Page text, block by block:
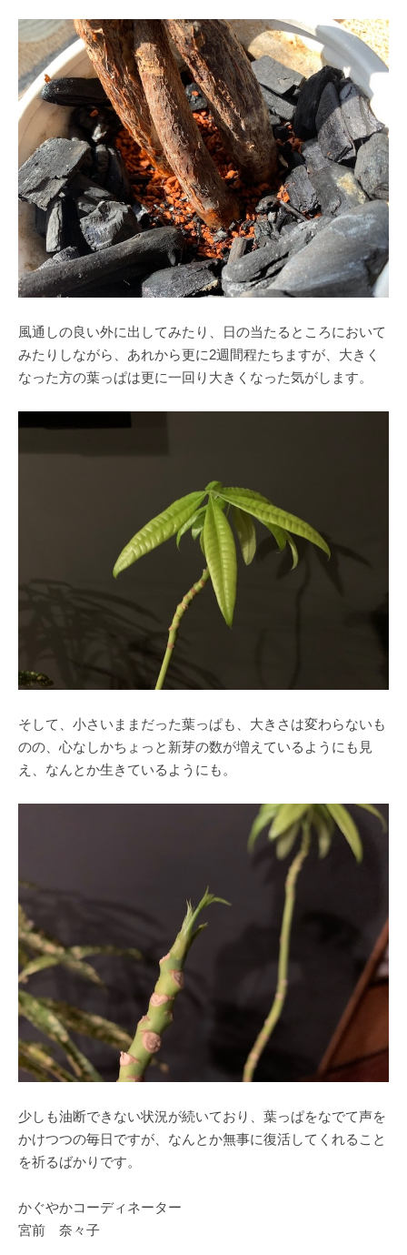
風通しの良い外に出してみたり、日の当たるところにおいて
みたりしながら、あれから更に2週間程たちますが、大きく
なった方の葉っぱは更に一回り大きくなった気がします。
そして、小さいままだった葉っぱも、大きさは変わらないも
のの、心なしかちょっと新芽の数が増えているようにも見
え、なんとか生きているようにも。
少しも油断できない状況が続いており、葉っぱをなでて声を
かけつつの毎日ですが、なんとか無事に復活してくれること
を祈るばかりです。
かぐやかコーディネーター
宮前 奈々子